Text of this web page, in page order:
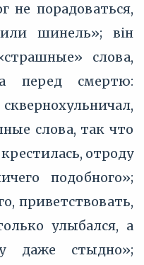
не порадоваться,
шинель»; він
слова,
перед смертю:
слова, так что
отроду
подобного»;
приветствовать,
улыбался, а
даже стыдно»;